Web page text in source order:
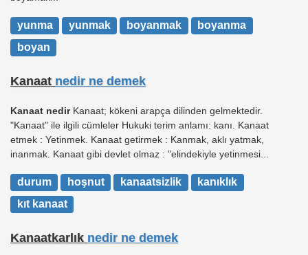
yunma yunmak boyanmak
boyanma
boyan
Kanaat nedir ne demek
Kanaat nedirKanaat; kökeni arapça dilinden gelmektedir.
"Kanaat" ile ilgili cümleler Hukuki terim anlamı: kanı. Kanaat
etmek : Yetinmek. Kanaat getirmek : Kanmak, aklı yatmak,
inanmak. Kanaat gibi devlet olmaz : "elindekiyle yetinmesi...
durum hoşnut kanaatsizlik
kanıklık
kıt kanaat
Kanaatkarlık nedir ne demek